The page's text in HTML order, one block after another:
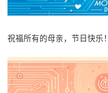
祝福所有的母亲，节日快乐！